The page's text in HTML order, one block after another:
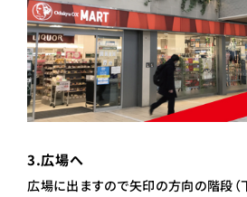
3.広場へ
広場に出ますので矢印の方向の階段（